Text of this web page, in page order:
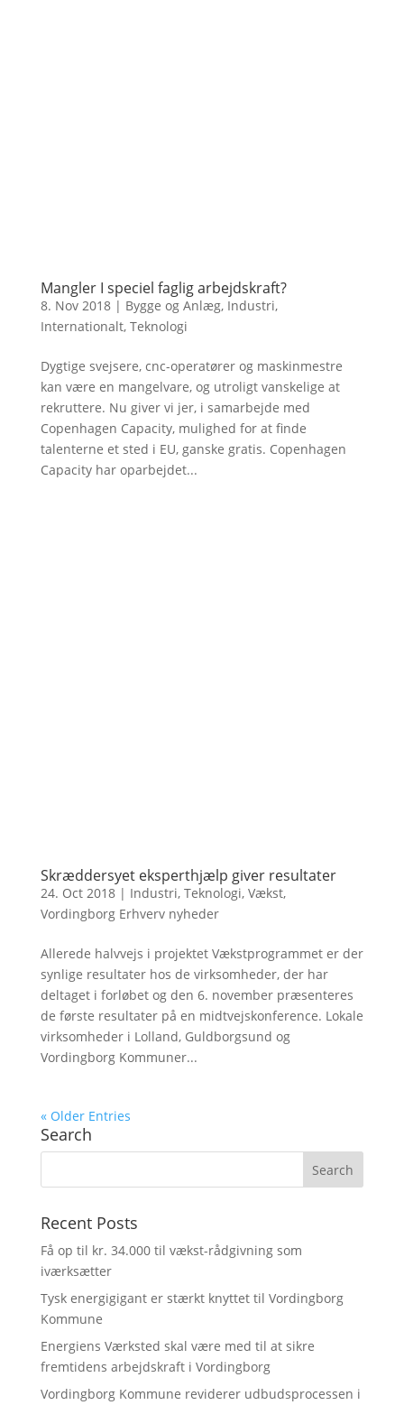
Mangler I speciel faglig arbejdskraft?
8. Nov 2018| Bygge og Anlæg, Industri,
Internationalt, Teknologi
Dygtige svejsere, cnc-operatører og maskinmestre
kan være en mangelvare, og utroligt vanskelige at
rekruttere. Nu giver vi jer, i samarbejde med
Copenhagen Capacity, mulighed for at finde
talenterne et sted i EU, ganske gratis. Copenhagen
Capacity har oparbejdet...
Skræddersyet eksperthjælp giver resultater
24. Oct 2018| Industri, Teknologi, Vækst,
Vordingborg Erhverv nyheder
Allerede halvvejs i projektet Vækstprogrammet er der
synlige resultater hos de virksomheder, der har
deltaget i forløbet og den 6. november præsenteres
de første resultater på en midtvejskonference. Lokale
virksomheder i Lolland, Guldborgsund og
Vordingborg Kommuner...
« Older Entries
Search
Recent Posts
Få op til kr. 34.000 til vækst-rådgivning som
iværksætter
Tysk energigigant er stærkt knyttet til Vordingborg
Kommune
Energiens Værksted skal være med til at sikre
fremtidens arbejdskraft i Vordingborg
Vordingborg Kommune reviderer udbudsprocessen i